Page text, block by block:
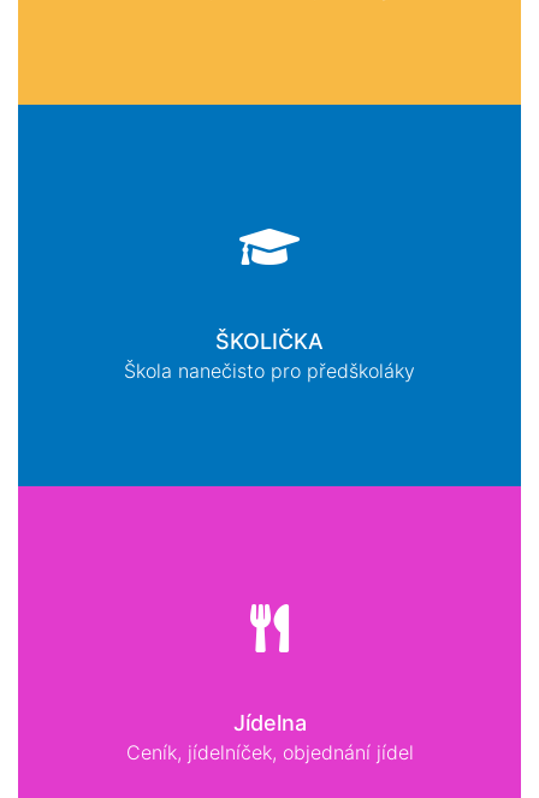
ŠKOLIČKA
Škola nanečisto pro předškoláky
Jídelna
Ceník, jídelníček, objednání jídel